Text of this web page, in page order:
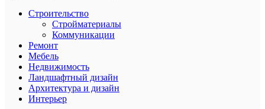
Строительство
Стройматериалы
Коммуникации
Ремонт
Мебель
Недвижимость
Ландшафтный дизайн
Архитектура и дизайн
Интерьер